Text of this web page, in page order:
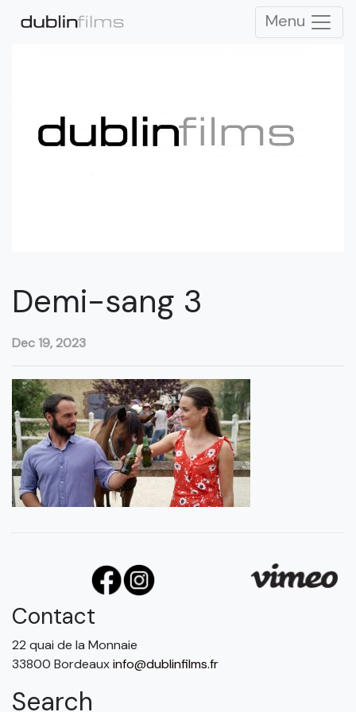
Menu
Demi-sang 3
Dec 19, 2023
Contact
22 quai de la Monnaie
33800 Bordeauxinfo@dublinfilms.fr
Search